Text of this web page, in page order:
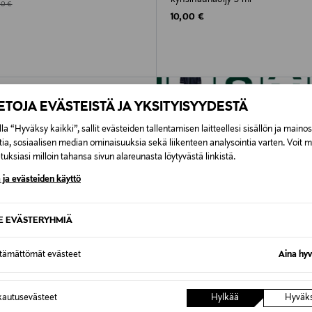
EVÄSTEISTÄ JA YKSITYISYYDESTÄ
“Hyväksy kaikki”, sallit evästeiden tallentamisen laitteellesi sisällön ja
sosiaalisen median ominaisuuksia sekä liikenteen analysointia varten. Voit
milloin tahansa sivun alareunasta löytyvästä linkistä.
ja evästeiden käyttö
EVÄSTERYHMIÄ
evästeet Aina
Hylkää
PricePrice
€
Original Price
10,00 €